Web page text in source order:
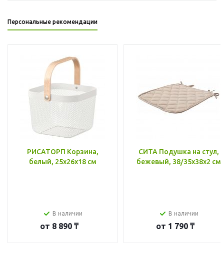
Персональные рекомендации
РИСАТОРП Корзина,
белый, 25x26x18 см
В наличии
от 8 890 ₸
СИТА Подушка на стул,
бежевый, 38/35x38x2 см
В наличии
от 1 790 ₸